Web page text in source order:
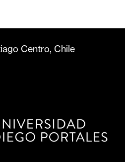
Centro, Chile